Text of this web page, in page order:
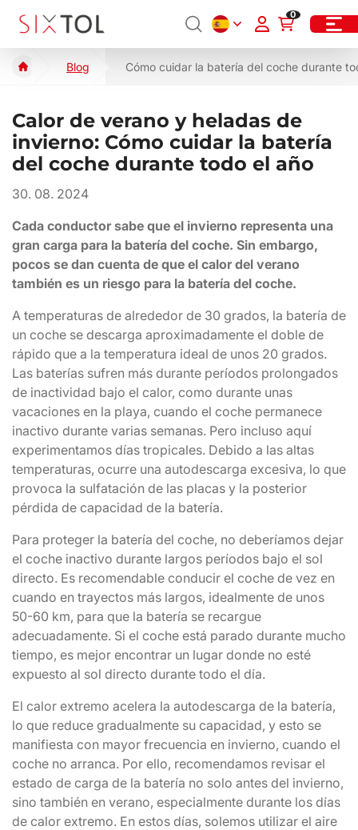
0
Blog Cómo cuidar la batería del coche durante
Calor de verano y heladas de
invierno: Cómo cuidar la batería
del coche durante todo el año
30. 08. 2024
Cada conductor sabe que el invierno representa una
gran carga para la batería del coche. Sin embargo,
pocos se dan cuenta de que el calor del verano
también es un riesgo para la batería del coche.
A temperaturas de alrededor de 30 grados, la batería de
un coche se descarga aproximadamente el doble de
rápido que a la temperatura ideal de unos 20 grados.
Las baterías sufren más durante períodos prolongados
de inactividad bajo el calor, como durante unas
vacaciones en la playa, cuando el coche permanece
inactivo durante varias semanas. Pero incluso aquí
experimentamos días tropicales. Debido a las altas
temperaturas, ocurre una autodescarga excesiva, lo que
provoca la sulfatación de las placas y la posterior
pérdida de capacidad de la batería.
Para proteger la batería del coche, no deberíamos dejar
el coche inactivo durante largos períodos bajo el sol
directo. Es recomendable conducir el coche de vez en
cuando en trayectos más largos, idealmente de unos
50-60 km, para que la batería se recargue
adecuadamente. Si el coche está parado durante mucho
tiempo, es mejor encontrar un lugar donde no esté
expuesto al sol directo durante todo el día.
El calor extremo acelera la autodescarga de la batería,
lo que reduce gradualmente su capacidad, y esto se
manifiesta con mayor frecuencia en invierno, cuando el
coche no arranca. Por ello, recomendamos revisar el
estado de carga de la batería no solo antes del invierno,
sino también en verano, especialmente durante los días
de calor extremo. En estos días, solemos utilizar el aire